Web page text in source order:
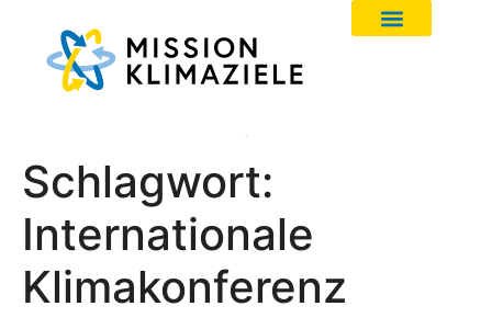
Schlagwort:
Internationale
Klimakonferenz